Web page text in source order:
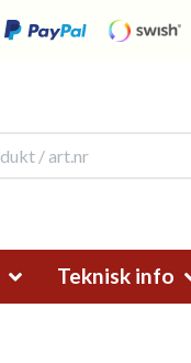
Teknisk info